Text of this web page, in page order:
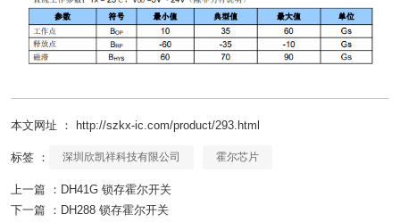
本文网址 ： http://szkx-ic.com/product/293.html
标签 ： 深圳欣凯祥科技有限公司 霍尔芯片
上一篇 ： DH41G 锁存霍尔开关
下一篇 ： DH288 锁存霍尔开关